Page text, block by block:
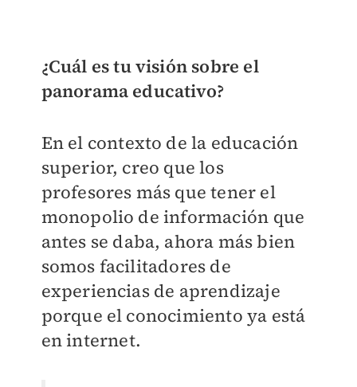
¿Cuál es tu visión sobre el
panorama educativo?
En el contexto de la educación
superior, creo que los
profesores más que tener el
monopolio de información que
antes se daba, ahora más bien
somos facilitadores de
experiencias de aprendizaje
porque el conocimiento ya está
en internet.